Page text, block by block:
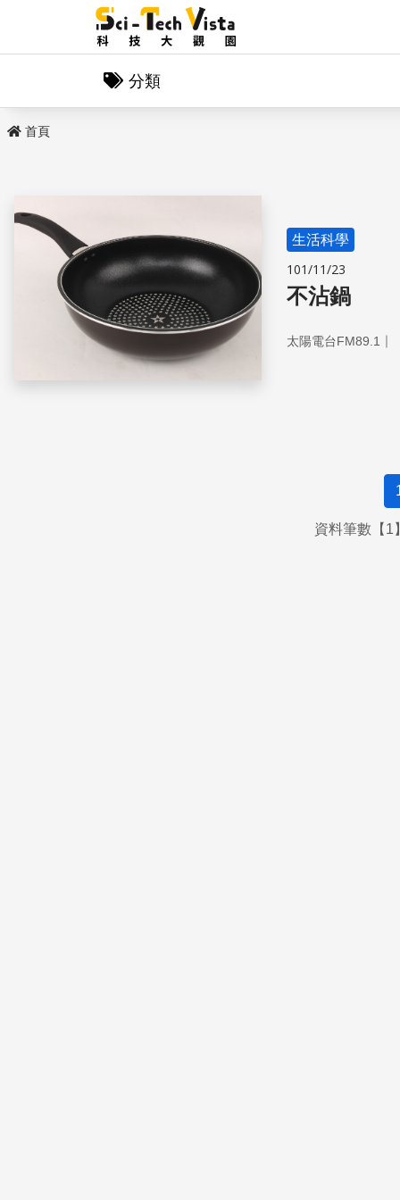
分類
首頁
生活科學
101/11/23
不沾鍋
太陽電台FM89.1 ｜
資料筆數【1